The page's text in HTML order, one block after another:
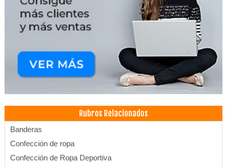
Rubros Relacionados
Banderas
Confección de ropa
Confección de Ropa Deportiva